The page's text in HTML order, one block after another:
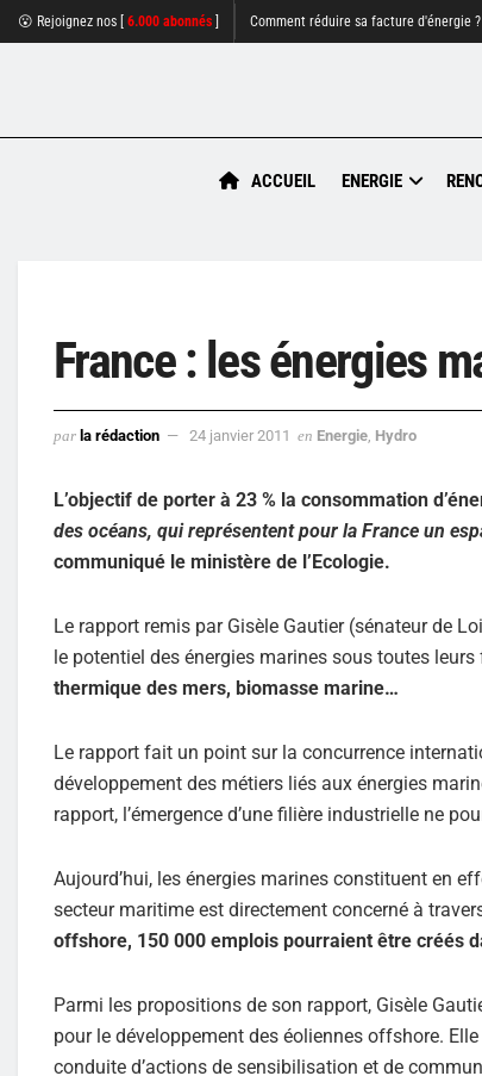
😮 Rejoignez nos [ 6.000 abonnés Comment réduire sa facture d'énergie ? [
ACCUEIL ENERGIE
France : les énergies
par la rédaction 24 janvier 2011 en Energie Hydro
L’objectif de porter à 23 % la consommation
des océans, qui représentent pour la France un
communiqué le ministère de l’Ecologie.
Le rapport remis par Gisèle Gautier (sénateur de
le potentiel des énergies marines sous toutes leurs
thermique des mers, biomasse marine…
Le rapport fait un point sur la concurrence
développement des métiers liés aux énergies
rapport, l’émergence d’une filière industrielle ne
Aujourd’hui, les énergies marines constituent en
secteur maritime est directement concerné à
offshore, 150 000 emplois pourraient être créés
Parmi les propositions de son rapport, Gisèle
pour le développement des éoliennes offshore.
conduite d’actions de sensibilisation et de